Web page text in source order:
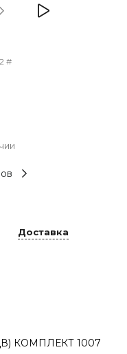
#
Доставка
КОМПЛЕКТ 1007